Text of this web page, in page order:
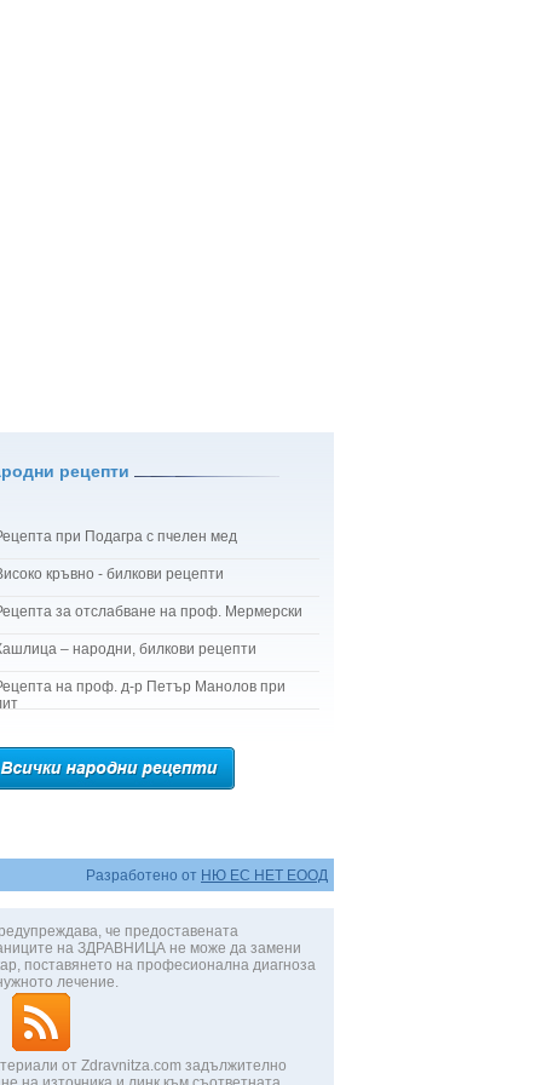
рецепти
при Подагра с пчелен мед
кръвно - билкови рецепти
за отслабване на проф. Мермерски
– народни, билкови рецепти
на проф. д-р Петър Манолов при
Разработено от НЮ ЕС НЕТ ЕООД
че предоставената
на ЗДРАВНИЦА не може да замени
поставянето на професионална диагноза
лечение.
от Zdravnitza.com задължително